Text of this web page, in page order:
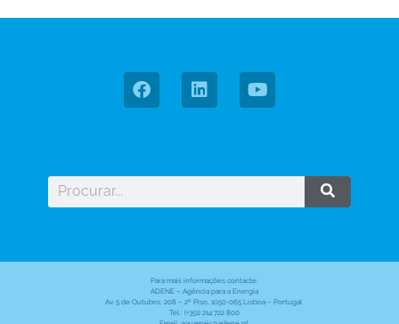
Para mais informações contacte:
ADENE – Agência para a Energia
Av. 5 de Outubro, 208 – 2º Piso, 1050-065 Lisboa – Portugal
Tel.: (+351) 214 722 800